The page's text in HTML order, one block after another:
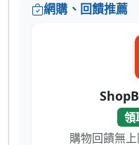
網購、回饋推薦
領
購物回饋無上